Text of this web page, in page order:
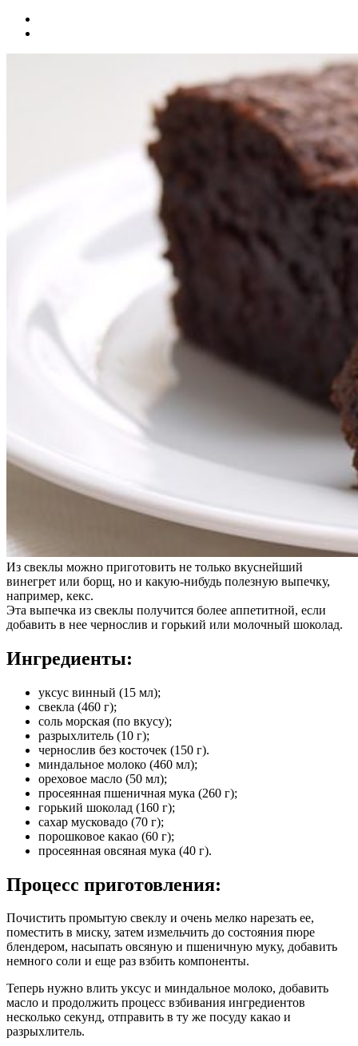
Из свеклы можно приготовить не только вкуснейший
винегрет или борщ, но и какую-нибудь полезную выпечку,
например, кекс.
Эта выпечка из свеклы получится более аппетитной, если
добавить в нее чернослив и горький или молочный шоколад.
Ингредиенты:
уксус винный (15 мл);
свекла (460 г);
соль морская (по вкусу);
разрыхлитель (10 г);
чернослив без косточек (150 г).
миндальное молоко (460 мл);
ореховое масло (50 мл);
просеянная пшеничная мука (260 г);
горький шоколад (160 г);
сахар мусковадо (70 г);
порошковое какао (60 г);
просеянная овсяная мука (40 г).
Процесс приготовления:
Почистить промытую свеклу и очень мелко нарезать ее,
поместить в миску, затем измельчить до состояния пюре
блендером, насыпать овсяную и пшеничную муку, добавить
немного соли и еще раз взбить компоненты.
Теперь нужно влить уксус и миндальное молоко, добавить
масло и продолжить процесс взбивания ингредиентов
несколько секунд, отправить в ту же посуду какао и
разрыхлитель.